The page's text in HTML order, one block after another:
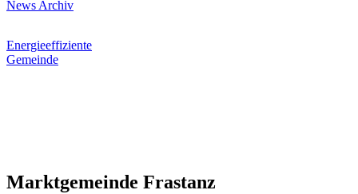
News Archiv
Energieeffiziente
Gemeinde
Marktgemeinde Frastanz